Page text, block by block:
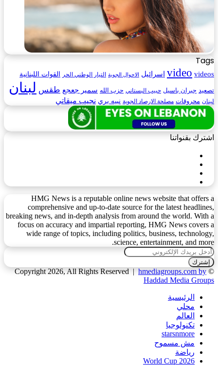
Tags
video videos اسرائيل الاحوال الجوية التيار الوطني الحر القوات اللبنانية
تصعيد جبران باسيل حبيب البستاني حزب الله سمير جعجع طقس لبنان
لينان محروقات مصلحة الارصاد الجوية نبيه بري نجيب ميقاتي
اشترك بقنواتنا
HMG News is a reputable online news website that offers a
comprehensive and up-to-date source for the latest headlines,
breaking news, and in-depth analysis from around the world. With a
focus on accuracy and impartial reporting, HMG News covers a
wide range of topics, including politics, business, technology,
science, entertainment, and more.
أدخل
بريدك
الإلكتروني
© Copyright 2026, All Rights Reserved |
hmediagroups.com by
Haddad Media Groups
الرئيسية
محلي
العالم
تكنولوجيا
starsnmore
مش مسموح
رياضة
World Cup 2026